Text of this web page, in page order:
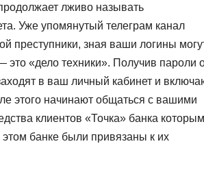
лживо называть
Уже упомянутый телеграм канал
преступники, зная ваши логины
это «дело техники». Получив пароли
в ваш личный кабинет и
этого начинают общаться с вашими
клиентов «Точка» банка которым
банке были привязаны к их